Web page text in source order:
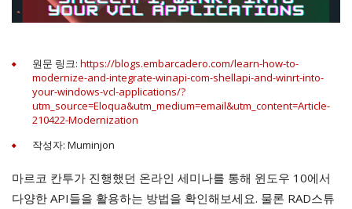
원문 링크: https://blogs.embarcadero.com/learn-how-to-
modernize-and-integrate-winapi-com-shellapi-and-winrt-into-
your-windows-vcl-applications/?
utm_source=Eloqua&utm_medium=email&utm_content=Article-
210422-Modernization
작성자: Muminjon
마르코 칸투가 진행했던 온라인 세미나를 통해 윈도우 10에서
다양한 API들을 활용하는 방법을 확인해보세요. 물론 RAD스튜